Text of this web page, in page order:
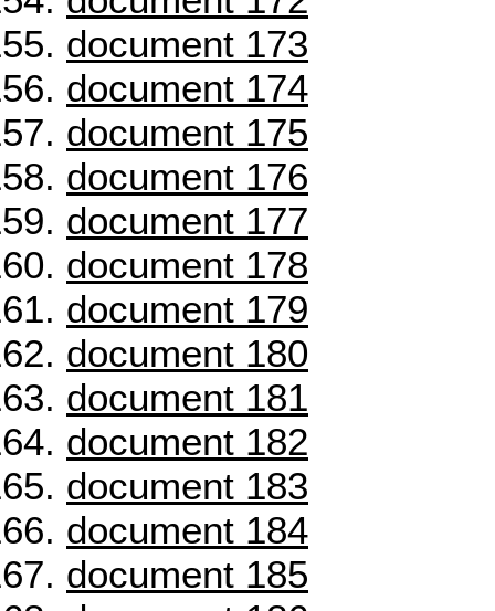
document 173
document 174
document 175
document 176
document 177
document 178
document 179
document 180
document 181
document 182
document 183
document 184
document 185